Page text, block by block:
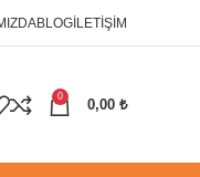
BLOGİLETIŞIM
0
0,00 ₺